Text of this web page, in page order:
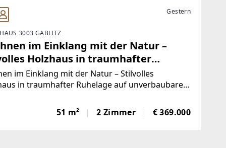
de/ib/remax-first-wien Gestern
3003 GABLITZ
im Einklang mit der Natur –
Holzhaus in traumhafter
auf unverbaubarem
im Einklang mit der Natur – Stilvolles
in traumhafter Ruhelage auf unverbaubarem
51 m²Grundstücksfläche: 501
2Schlafmöglichkeiten: Schlafzimmer +
51 m² 2 Zimmer € 369.000